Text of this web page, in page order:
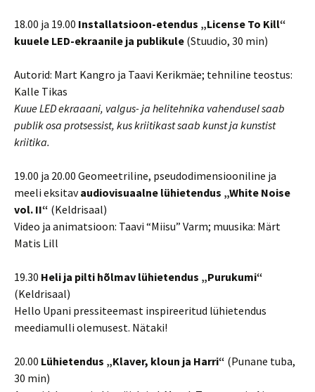
18.00 ja 19.00 Installatsioon-etendus „License To Kill“
kuuele LED-ekraanile ja publikule (Stuudio, 30 min)
Autorid: Mart Kangro ja Taavi Kerikmäe; tehniline teostus:
Kalle Tikas
Kuue LED ekraaani, valgus- ja helitehnika vahendusel saab
publik osa protsessist, kus kriitikast saab kunst ja kunstist
kriitika.
19.00 ja 20.00 Geomeetriline, pseudodimensiooniline ja
meeli eksitavaudiovisuaalne lühietendus „White Noise
vol. II“ (Keldrisaal)
Video ja animatsioon: Taavi “Miisu” Varm; muusika: Märt
Matis Lill
19.30 Heli ja pilti hõlmav lühietendus „Purukumi“
(Keldrisaal)
Hello Upani pressiteemast inspireeritud lühietendus
meediamulli olemusest. Nätaki!
20.00 Lühietendus „Klaver, kloun ja Harri“ (Punane tuba,
30 min)